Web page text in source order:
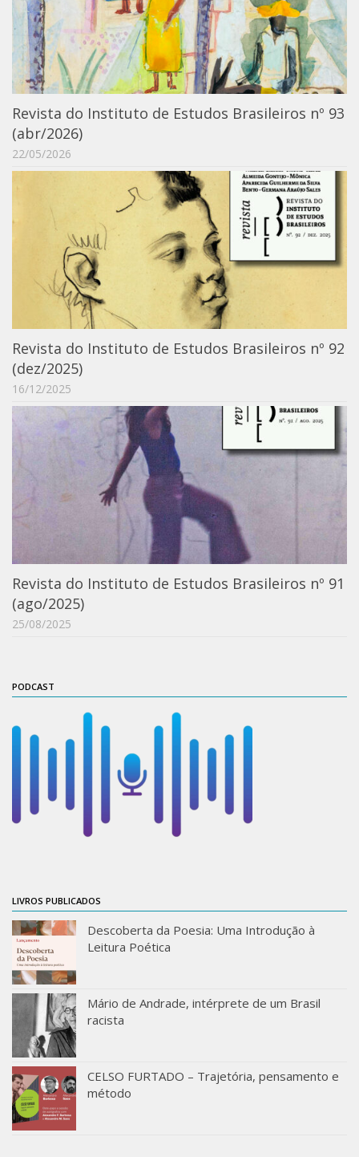
Orientadores
Credenciamento / Recredenciamento de Orientador
Credenciamento / Recredenciamento de Disciplina
Notícias da Pós
Aluno Especial
Dissertações Defendidas
Disciplinas de Pós-Graduação
1° semestre
2° semestre
Informações aos Alunos
Docentes
IEB Virtual
Podcast
IEBinário
IEB Minecraft
Hackathon e Edit-a-thon
Xilogoritmo
Slam de Corda
Wikimedia e Wikidata
LABIEB
Convenios
Eventos
Acadêmico
Graduação
Pós-Graduação
Acervo
Cadernos do IEB
Catálogos
Estudos Brasileiros
Guia do IEB
Informe IEB
Livros publicados
MarioScriptor
Revista do IEB
English
Revista do Instituto de Estudos Brasileiros nº 93
(abr/2026)
22/05/2026
Revista do Instituto de Estudos Brasileiros nº 92
(dez/2025)
16/12/2025
Revista do Instituto de Estudos Brasileiros nº 91
(ago/2025)
25/08/2025
PODCAST
LIVROS PUBLICADOS
Descoberta da Poesia: Uma Introdução à
Leitura Poética
Mário de Andrade, intérprete de um Brasil
racista
CELSO FURTADO – Trajetória, pensamento e
método